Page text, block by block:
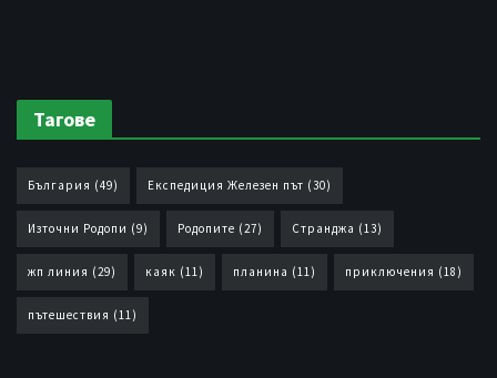
Тагове
България (49) Експедиция Железен път (30)
Източни Родопи (9) Родопите (27) Странджа (13)
жп линия (29) каяк (11) планина (11) приключения (18)
пътешествия (11)